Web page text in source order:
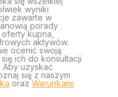
wyniki
zawarte w
porady
kupna,
aktywów.
ocenić swoją
ich do konsultacji
Aby uzyskać
się z naszym
orazWarunkami